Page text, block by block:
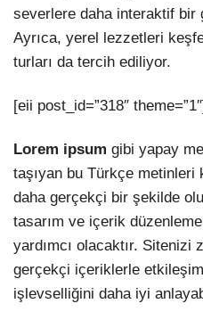
severlere daha interaktif bir
Ayrıca, yerel lezzetleri
turları da tercih ediliyor.
[eii post_id=”318″
Lorem ipsum gibi yapay
taşıyan bu Türkçe
daha gerçekçi bir şekilde
tasarım ve içerik
yardımcı olacaktır. Sitenizi
gerçekçi içeriklerle
işlevselliğini daha iyi